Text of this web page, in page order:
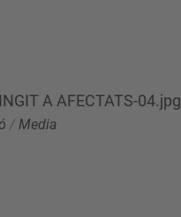
A AFECTATS-04.jpg
/Media